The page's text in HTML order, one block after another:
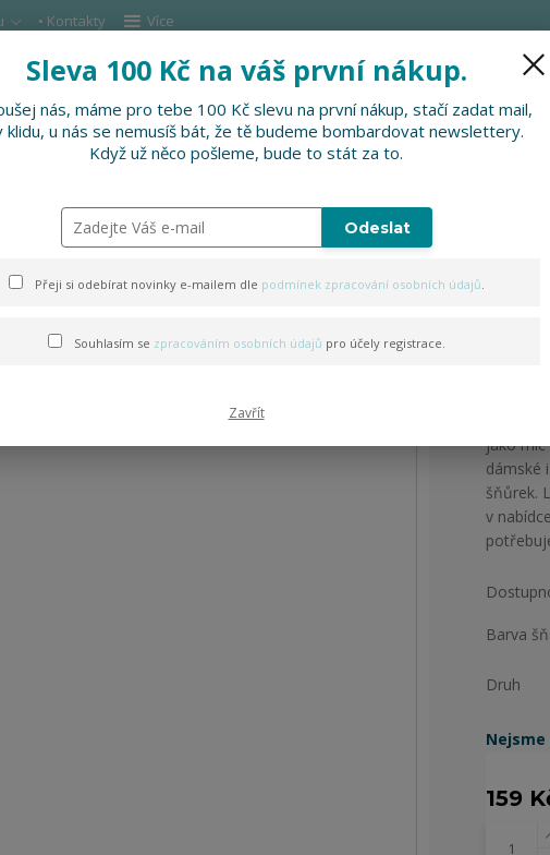
• Kontakty Více
Hledat
DOPLŇKY SLEVNĚNO PRO FIRMY, FESTIVALY,
volejbalový míč
míč
Je
jako míč
dámské
šňůrek.
v
Barva
Druh
Nejsme
159
Sleva 100 Kč na váš první nákup.
nás, máme pro tebe 100 Kč slevu na první nákup, stačí zadat mail,
klidu, u nás se nemusíš bát, že tě budeme bombardovat newslettery.
Když už něco pošleme, bude to stát za to.
Odeslat
Přeji si odebírat novinky e-mailem dle podmínek zpracování osobních údajů.
Souhlasím se zpracováním osobních údajů pro účely registrace.
Zavřít